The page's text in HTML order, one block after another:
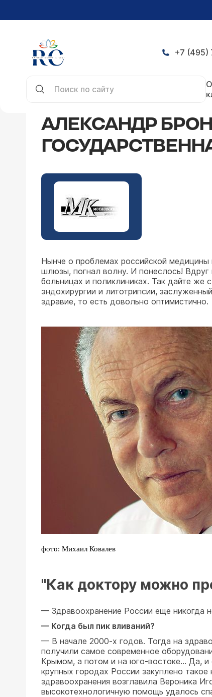
+7 (495)
О
АЛЕКСАНДР
Нынче о проблемах российской
шлюзы, погнал волну. И понеслось!
больницах и поликлиниках. Так дайте же
эндохирургии и литотрипсии,
здравие, то есть довольно оптимистично.
фото: Михаил Ковалев
"Как доктору можно
— Здравоохранение России еще никогда
— Когда был пик вливаний?
— В начале 2000-х годов. Тогда на
получили самое современное
Крымом, а потом и на юго-востоке... Да, и
крупных городах России закуплено
здравоохранения возглавила Вероника
высокотехнологичную помощь удалось